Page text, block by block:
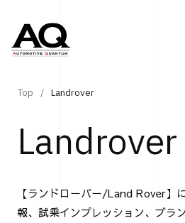
Top Landrover
Landrover
【ランドローバー/Land Rover】
報、試乗インプレッション、ブラ